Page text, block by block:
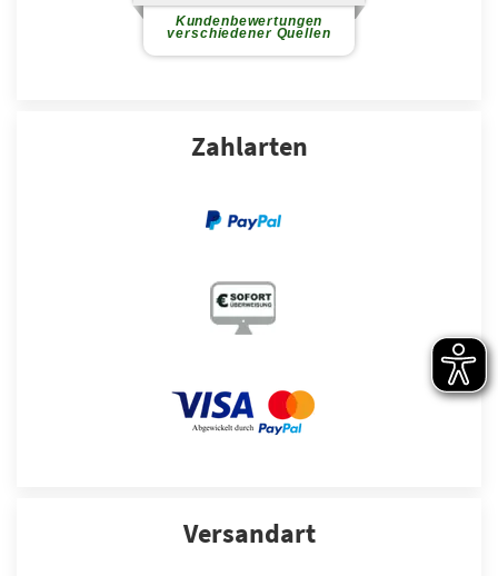
Zahlarten
Versandart